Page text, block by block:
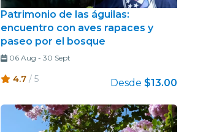
Patrimonio de las águilas:
encuentro con aves rapaces y
paseo por el bosque
06 Aug - 30 Sept
4.7 / 5 Desde $13.00